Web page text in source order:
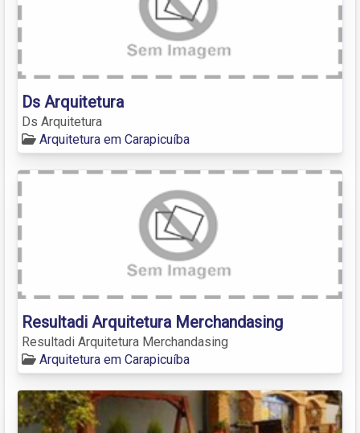
Ds Arquitetura
Ds Arquitetura
Arquitetura em Carapicuíba
Resultadi Arquitetura Merchandasing
Resultadi Arquitetura Merchandasing
Arquitetura em Carapicuíba